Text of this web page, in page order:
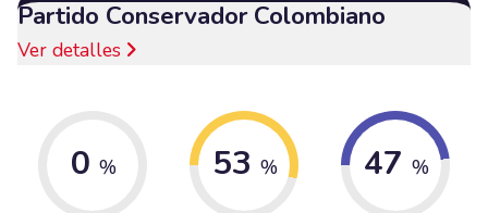
Partido Conservador Colombiano
Ver detalles
0 % 53 % 47 %